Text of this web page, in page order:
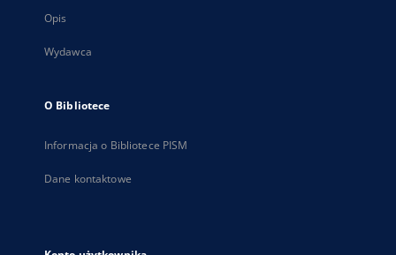
Opis
Wydawca
O Bibliotece
Informacja o Bibliotece PISM
Dane kontaktowe